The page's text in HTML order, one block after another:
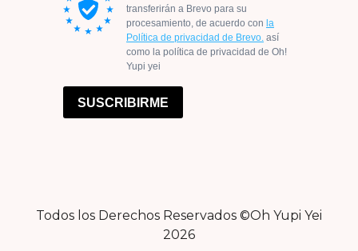
Todos los Derechos Reservados ©Oh Yupi Yei
2026